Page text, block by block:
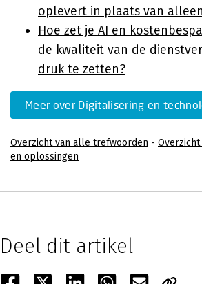
oplevert in plaats van
Hoe zet je AI en
de kwaliteit van de
druk te zetten?
Meer over Digitalisering en
Overzicht van alle trefwoorden -
en oplossingen
Deel dit artikel